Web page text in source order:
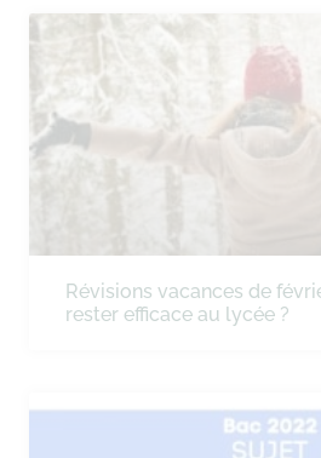
Révisions vacances de
rester efficace au lycée ?